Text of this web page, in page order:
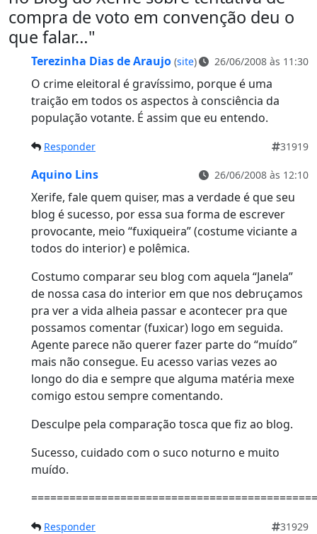
compra de voto em convenção deu o
que falar…"
Terezinha Dias de Araujo (site) 26/06/2008 às 11:30
O crime eleitoral é gravíssimo, porque é uma
traição em todos os aspectos à consciência da
população votante. É assim que eu entendo.
Responder 31919
Aquino Lins 26/06/2008 às 12:10
Xerife, fale quem quiser, mas a verdade é que seu
blog é sucesso, por essa sua forma de escrever
provocante, meio “fuxiqueira” (costume viciante a
todos do interior) e polêmica.
Costumo comparar seu blog com aquela “Janela”
de nossa casa do interior em que nos debruçamos
pra ver a vida alheia passar e acontecer pra que
possamos comentar (fuxicar) logo em seguida.
Agente parece não querer fazer parte do “muído”
mais não consegue. Eu acesso varias vezes ao
longo do dia e sempre que alguma matéria mexe
comigo estou sempre comentando.
Desculpe pela comparação tosca que fiz ao blog.
Sucesso, cuidado com o suco noturno e muito
muído.
Responder 31929